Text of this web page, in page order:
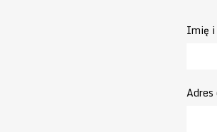
Imię i
Adres